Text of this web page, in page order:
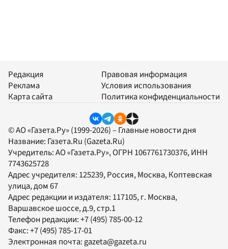
Редакция
Реклама
Карта сайта
Правовая информация
Условия использования
Политика конфиденциальности
© АО «Газета.Ру» (1999-2026) – Главные новости дня
Название: Газета.Ru (Gazeta.Ru)
Учредитель:АО «Газета.Ру», ОГРН 1067761730376, ИНН
7743625728
Адрес учредителя: 125239, Россия, Москва, Коптевская
улица, дом 67
Адрес редакции и издателя: 117105, г. Москва,
Варшавское шоссе, д.9, стр.1
Телефон редакции:+7 (495) 785-00-12
Факс:+7 (495) 785-17-01
Электронная почта:gazeta@gazeta.ru